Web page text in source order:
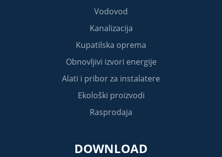
Vodovod
Kanalizacija
Kupatilska oprema
Obnovljivi izvori energije
Alati i pribor za instalatere
Ekološki proizvodi
Rasprodaja
DOWNLOAD